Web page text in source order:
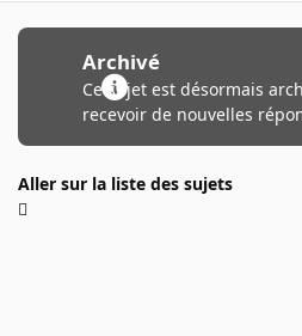
Archivé
Ce sujet est désormais
recevoir de nouvelles
Aller sur la liste des sujets